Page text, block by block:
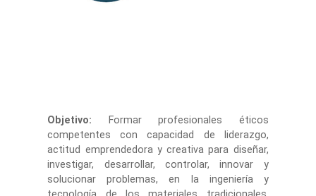
Objetivo:
Formar profesionales éticos
competentes con capacidad de liderazgo,
actitud emprendedora y creativa para diseñar,
investigar, desarrollar, controlar, innovar y
solucionar problemas, en la ingeniería y